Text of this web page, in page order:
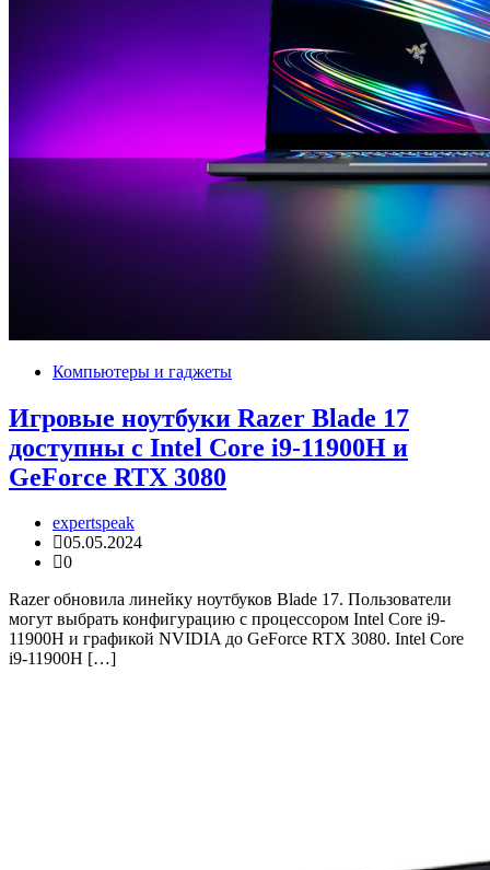
Компьютеры и гаджеты
Игровые ноутбуки Razer Blade 17
доступны с Intel Core i9-11900H и
GeForce RTX 3080
expertspeak
05.05.2024
0
Razer обновила линейку ноутбуков Blade 17. Пользователи
могут выбрать конфигурацию с процессором Intel Core i9-
11900H и графикой NVIDIA до GeForce RTX 3080. Intel Core
i9-11900H […]